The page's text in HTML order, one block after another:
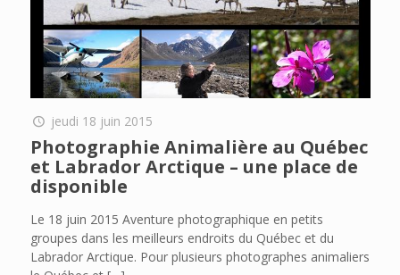
jeudi 18 juin 2015
Photographie Animalière au Québec
et Labrador Arctique – une place de
disponible
Le 18 juin 2015 Aventure photographique en petits
groupes dans les meilleurs endroits du Québec et du
Labrador Arctique. Pour plusieurs photographes animaliers